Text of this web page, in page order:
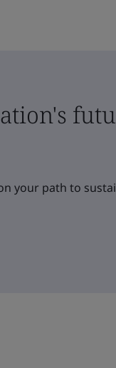
your path to